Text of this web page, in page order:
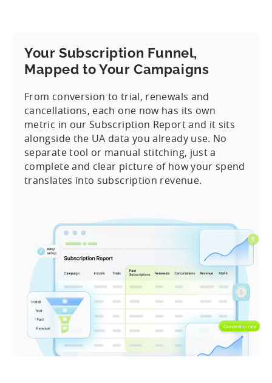
Your Subscription Funnel,
Mapped to Your Campaigns
From conversion to trial, renewals and
cancellations, each one now has its own
metric in our Subscription Report and it sits
alongside the UA data you already use. No
separate tool or manual stitching, just a
complete and clear picture of how your spend
translates into subscription revenue.